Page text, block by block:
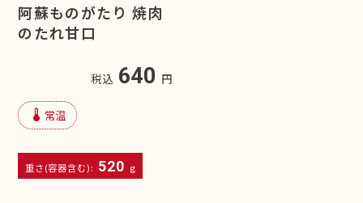
阿蘇ものがたり 焼肉
のたれ甘口
税込 640 円
device_thermostat 常温
重さ(容器含む): 520 g